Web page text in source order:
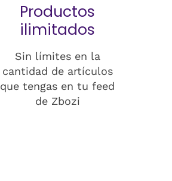
Productos
ilimitados
Sin límites en la
cantidad de artículos
que tengas en tu feed
de Zbozi